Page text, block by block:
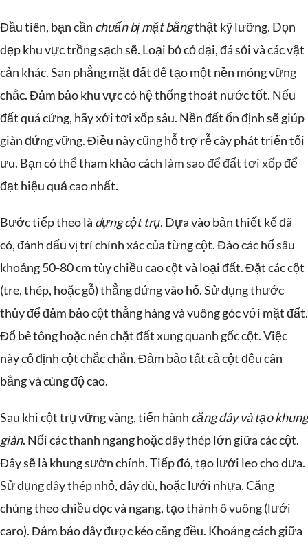
Đầu tiên, bạn cần chuẩn bị mặt bằngthật kỹ lưỡng. Dọn
dẹp khu vực trồng sạch sẽ. Loại bỏ cỏ dại, đá sỏi và các vật
cản khác. San phẳng mặt đất để tạo một nền móng vững
chắc. Đảm bảo khu vực có hệ thống thoát nước tốt. Nếu
đất quá cứng, hãy xới tơi xốp sâu. Nền đất ổn định sẽ giúp
giàn đứng vững. Điều này cũng hỗ trợ rễ cây phát triển tối
ưu. Bạn có thể tham khảo cách làm sao để đất tơi xốpđể
đạt hiệu quả cao nhất.
Bước tiếp theo là dựng cột trụ. Dựa vào bản thiết kế đã
có, đánh dấu vị trí chính xác của từng cột. Đào các hố sâu
khoảng 50-80 cm tùy chiều cao cột và loại đất. Đặt các cột
(tre, thép, hoặc gỗ) thẳng đứng vào hố. Sử dụng thước
thủy để đảm bảo cột thẳng hàng và vuông góc với mặt đất.
Đổ bê tông hoặc nén chặt đất xung quanh gốc cột. Việc
này cố định cột chắc chắn. Đảm bảo tất cả cột đều cân
bằng và cùng độ cao.
Sau khi cột trụ vững vàng, tiến hành căng dây và tạo khung
giàn. Nối các thanh ngang hoặc dây thép lớn giữa các cột.
Đây sẽ là khung sườn chính. Tiếp đó, tạo lưới leo cho dưa.
Sử dụng dây thép nhỏ, dây dù, hoặc lưới nhựa. Căng
chúng theo chiều dọc và ngang, tạo thành ô vuông (lưới
caro). Đảm bảo dây được kéo căng đều. Khoảng cách giữa